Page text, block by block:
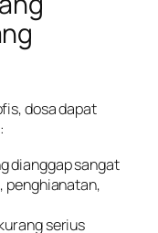
dosa dapat
dianggap sangat
penghianatan,
serius